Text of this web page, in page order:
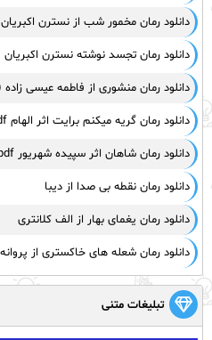
دانلود رمان مخمور شب از نسترن
دانلود رمان تجسد نوشته نسترن
دانلود رمان منشوری از فاطمه عیسی
دانلود رمان گریه میکنم برایت اثر الهام pdf
دانلود رمان شاهان اثر سپیده شهریور pdf
دانلود رمان نقطه بی صدا از دیبا
دانلود رمان یغمای بهار از الف کلانتری
دانلود رمان شعله های خاکستری از
تبلیغات متنی